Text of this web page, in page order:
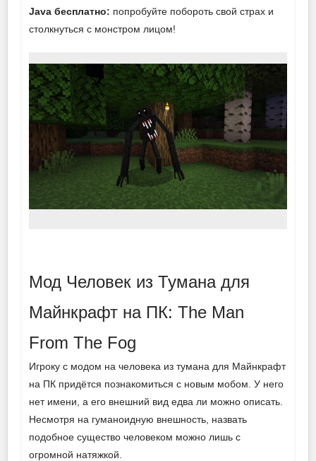
Java бесплатно: попробуйте побороть свой страх и
столкнуться с монстром лицом!
Мод Человек из Тумана для
Майнкрафт на ПК: The Man
From The Fog
Игроку с модом на человека из тумана для Майнкрафт
на ПК придётся познакомиться с новым мобом. У него
нет имени, а его внешний вид едва ли можно описать.
Несмотря на гуманоидную внешность, назвать
подобное существо человеком можно лишь с
огромной натяжкой.